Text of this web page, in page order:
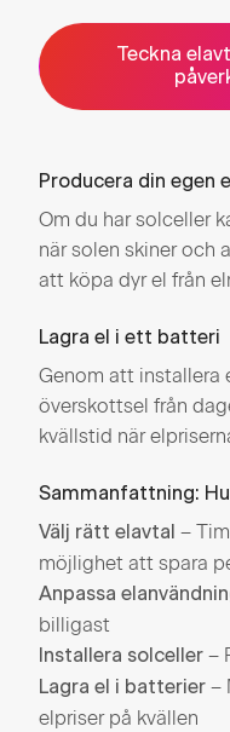
Teckna
Producera din egen
Om du har solceller
när solen skiner och
att köpa dyr el från
Lagra el i ett batteri
Genom att installera
överskottsel från
kvällstid när
Sammanfattning:
Välj rätt elavtal –
möjlighet att spara
Anpassa
billigast
Installera solceller –
Lagra el i batterier –
elpriser på kvällen